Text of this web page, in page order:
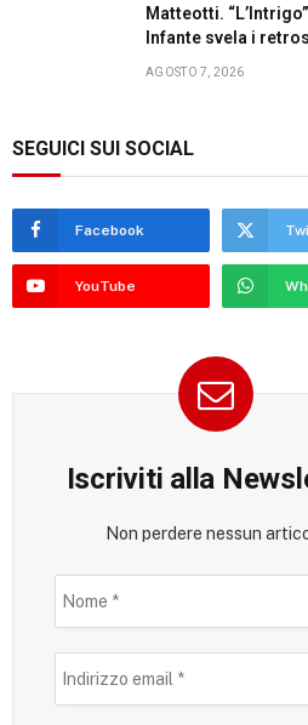
Matteotti.
Infante svela i
AGOSTO 7, 2026
SEGUICI SUI SOCIAL
Facebook
YouTube
Iscriviti alla
Non perdere nessun